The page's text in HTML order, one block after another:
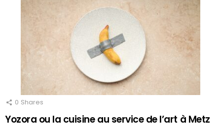
0 Shares
Yozora ou la cuisine au service de l’art à Metz